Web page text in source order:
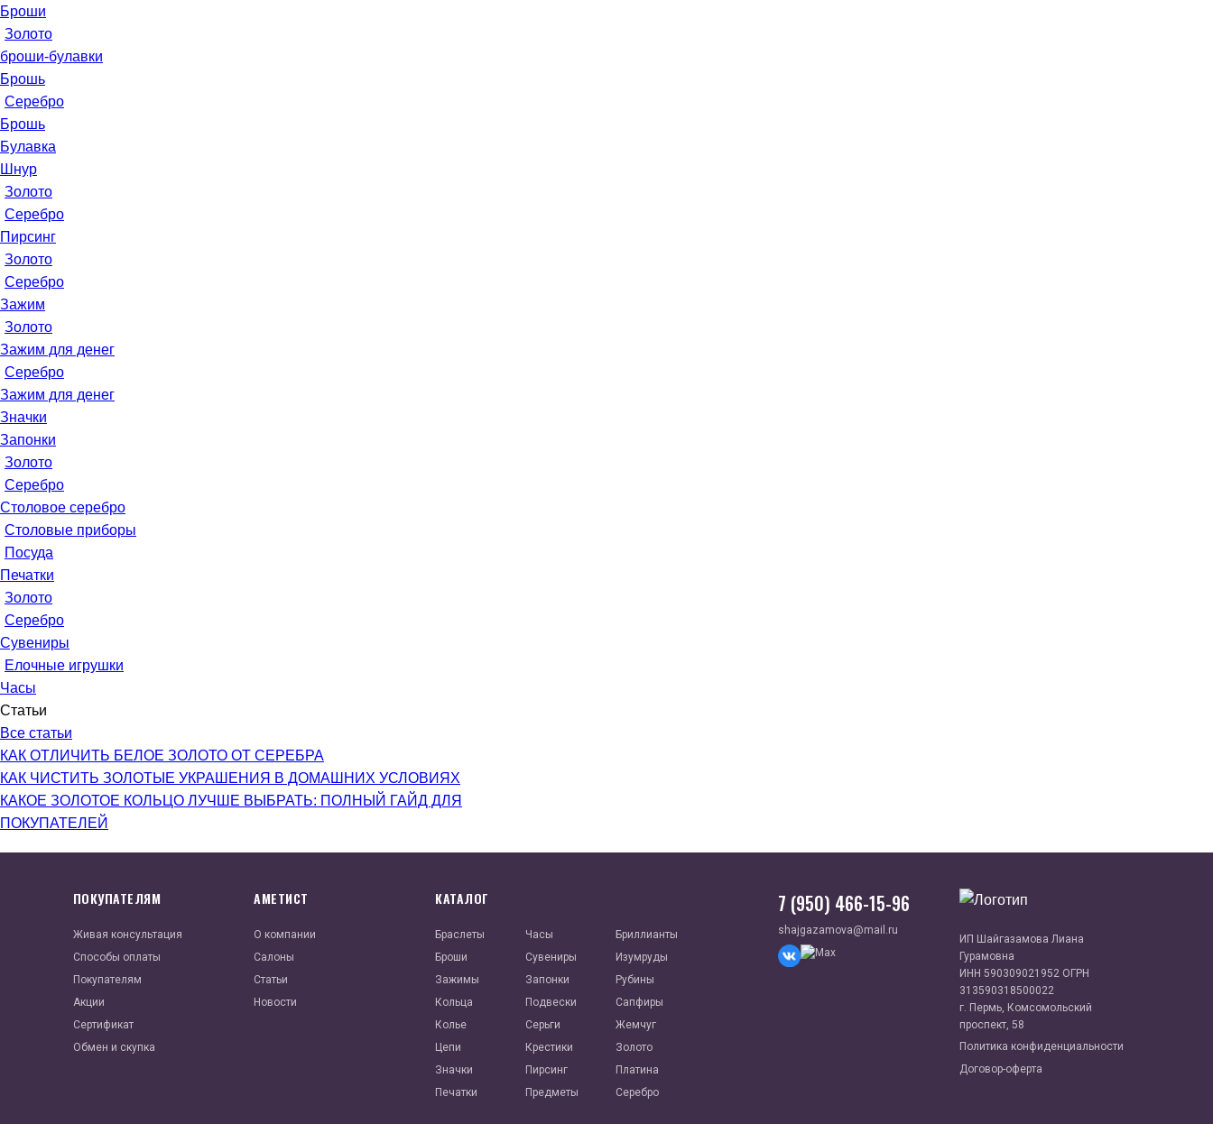
Броши
Золото
броши-булавки
Брошь
Серебро
Брошь
Булавка
Шнур
Золото
Серебро
Пирсинг
Золото
Серебро
Зажим
Золото
Зажим для денег
Серебро
Зажим для денег
Значки
Запонки
Золото
Серебро
Столовое серебро
Столовые приборы
Посуда
Печатки
Золото
Серебро
Сувениры
Елочные игрушки
Часы
Статьи
Все статьи
КАК ОТЛИЧИТЬ БЕЛОЕ ЗОЛОТО ОТ СЕРЕБРА
КАК ЧИСТИТЬ ЗОЛОТЫЕ УКРАШЕНИЯ В ДОМАШНИХ УСЛОВИЯХ
КАКОЕ ЗОЛОТОЕ КОЛЬЦО ЛУЧШЕ ВЫБРАТЬ: ПОЛНЫЙ ГАЙД ДЛЯ
ПОКУПАТЕЛЕЙ
ПОКУПАТЕЛЯМ
Живая консультация
Способы оплаты
Покупателям
Акции
Сертификат
Обмен и скупка
АМЕТИСТ
О компании
Салоны
Статьи
Новости
КАТАЛОГ
Браслеты
Броши
Зажимы
Кольца
Колье
Цепи
Значки
Печатки
Часы
Сувениры
Запонки
Подвески
Серьги
Крестики
Пирсинг
Предметы
Бриллианты
Изумруды
Рубины
Сапфиры
Жемчуг
Золото
Платина
Серебро
7 (950) 466-15-96
shajgazamova@mail.ru
ИП Шайгазамова Лиана
Гурамовна
ИНН 590309021952 ОГРН
313590318500022
г. Пермь, Комсомольский
проспект, 58
Политика конфиденциальности
Договор-оферта